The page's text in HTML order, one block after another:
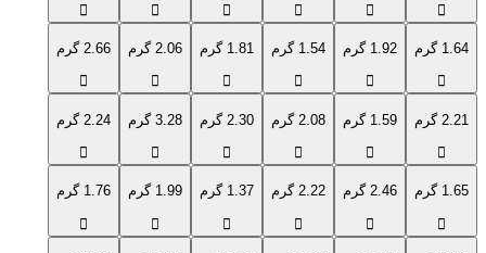
1.64 گرم 1.92 گرم 1.54 گرم 1.81 گرم 2.06 گرم 2.66 گرم
2.21 گرم 1.59 گرم 2.08 گرم 2.30 گرم 3.28 گرم 2.24 گرم
1.65 گرم 2.46 گرم 2.22 گرم 1.37 گرم 1.99 گرم 1.76 گرم